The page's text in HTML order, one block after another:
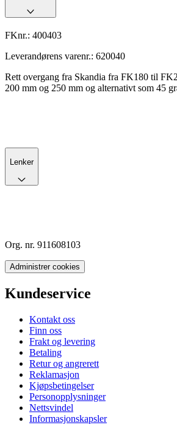
FKnr.: 400403
Leverandørens varenr.: 620040
Rett overgang fra Skandia fra FK180 til
200 mm og 250 mm og alternativt som 45
Lenker
Org. nr. 911608103
Administrer cookies
Kundeservice
Kontakt oss
Finn oss
Frakt og levering
Betaling
Retur og angrerett
Reklamasjon
Kjøpsbetingelser
Personopplysninger
Nettsvindel
Informasjonskapsler